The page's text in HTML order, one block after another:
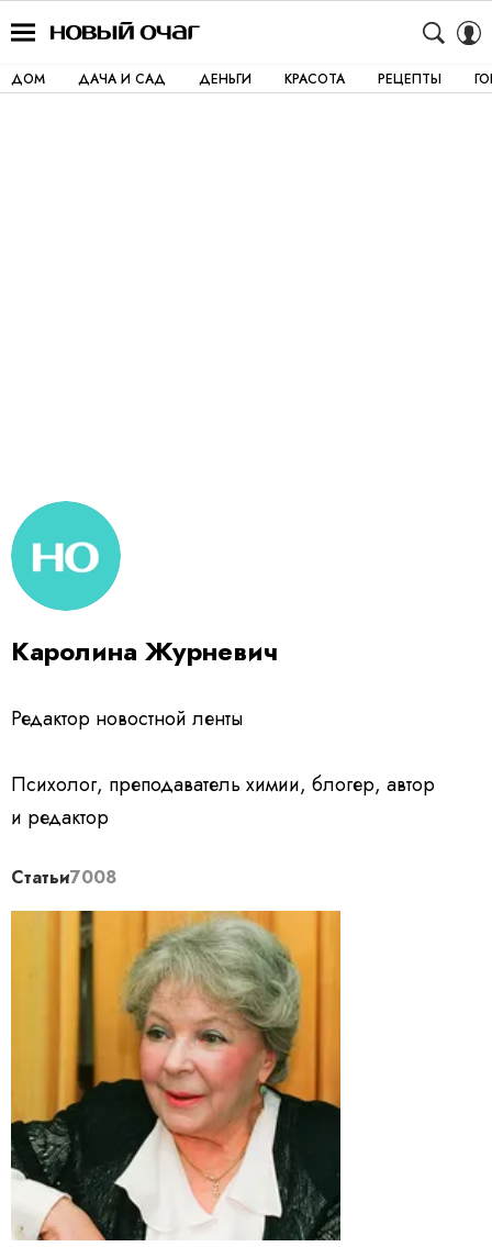
ДОМ ДАЧА И САД ДЕНЬГИ КРАСОТА РЕЦЕПТЫ
Каролина Журневич
Редактор новостной ленты
Психолог, преподаватель химии, блогер, автор
и редактор
Статьи7008